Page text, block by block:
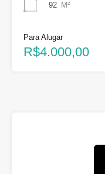
92 M²
Para Alugar
R$4.000,00